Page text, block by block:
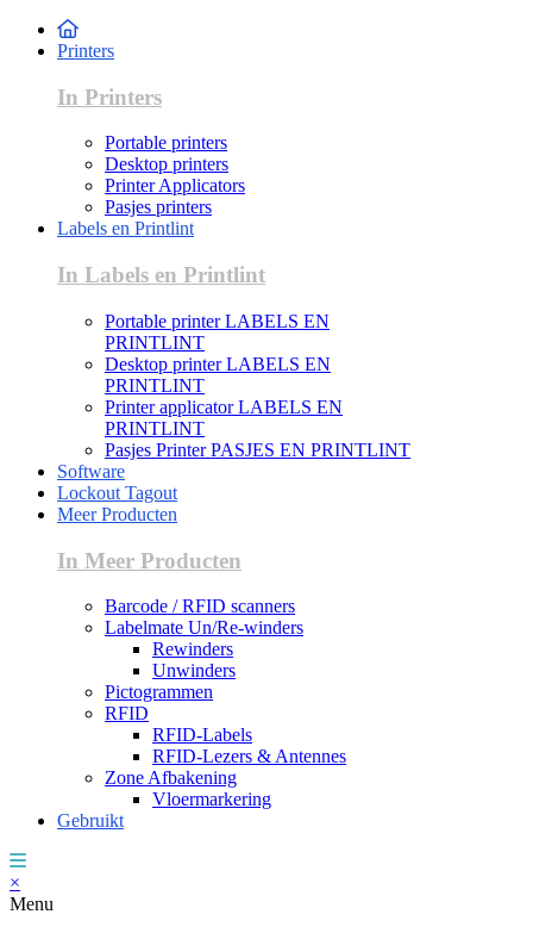
Printers
In Printers
Portable printers
Desktop printers
Printer Applicators
Pasjes printers
Labels en Printlint
In Labels en Printlint
Portable printer LABELS EN
PRINTLINT
Desktop printer LABELS EN
PRINTLINT
Printer applicator LABELS EN
PRINTLINT
Pasjes Printer PASJES EN PRINTLINT
Software
Lockout Tagout
Meer Producten
In Meer Producten
Barcode / RFID scanners
Labelmate Un/Re-winders
Rewinders
Unwinders
Pictogrammen
RFID
RFID-Labels
RFID-Lezers & Antennes
Zone Afbakening
Vloermarkering
Gebruikt
×
Menu